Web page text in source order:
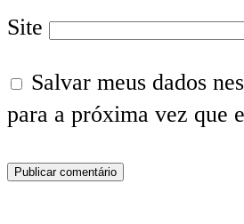
Site
Salvar meus dados
para a próxima vez que